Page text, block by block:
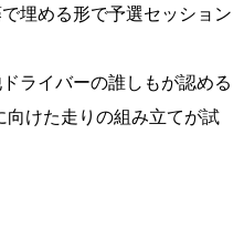
埋める形で予選セッション
ライバーの誰しもが認める
向けた走りの組み立てが試